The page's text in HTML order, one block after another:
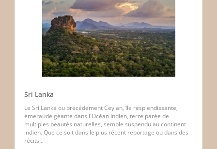
Sri Lanka
Le Sri Lanka ou précédement Ceylan, île resplendissante,
émeraude géante dans l'Océan Indien, terre parée de
multiples beautés naturelles, semble suspendu au continent
indien. Que ce soit dans le plus récent reportage ou dans des
récits...